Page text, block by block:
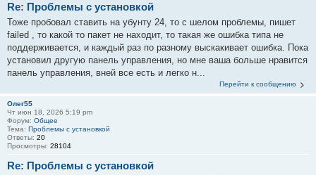
Re: Проблемы с установкой
Тоже пробовал ставить на убунту 24, то с шелом проблемы, пишет
failed , то какой то пакет не находит, то такая же ошибка типа не
поддерживается, и каждый раз по разному выскакивает ошибка. Пока
установил другую панель управления, но мне ваша больше нравится
панель управления, вней все есть и легко н...
Перейти к сообщению
Олег55
Чт июн 18, 2026 5:19 pm
Форум: Общее
Тема: Проблемы с установкой
Ответы: 20
Просмотры: 28104
Re: Проблемы с установкой